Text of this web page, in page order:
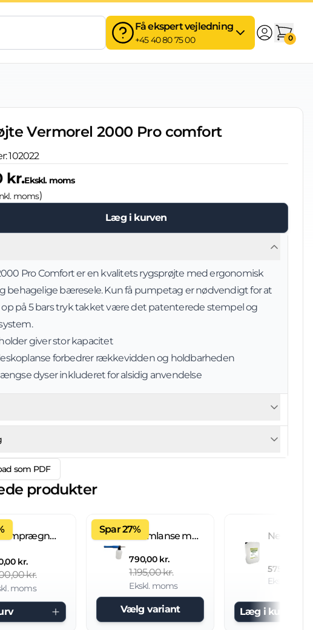
Få ekspert vejledning
+45 40 80 75 00 0
Vermorel 2000 Pro comfort
102022
kr.Ekskl. moms
moms)
Læg i kurven
Pro Comfort er en kvalitets rygsprøjte med ergonomisk
behagelige bæresele. Kun få pumpetag er nødvendigt for at
op på 5 bars tryk takket være det patenterede stempel og
giver stor kapacitet
forbedrer rækkevidden og holdbarheden
dyser inkluderet for alsidig anvendelse
som PDF
produkter
Fliseimprægnering IC 20 L brugsklar
kr.
kr.
moms
Spar 27%
Skumlanse med 2 L beholder
790,00 kr.
1.195,00 kr.
Ekskl. moms
Vælg variant
575,00 kr.
Ekskl.
Læg i kurv